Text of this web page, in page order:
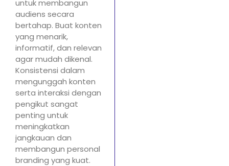
untuk membangun
audiens secara
bertahap. Buat konten
yang menarik,
informatif, dan relevan
agar mudah dikenal.
Konsistensi dalam
mengunggah konten
serta interaksi dengan
pengikut sangat
penting untuk
meningkatkan
jangkauan dan
membangun personal
branding yang kuat.